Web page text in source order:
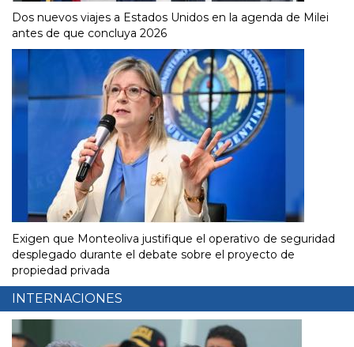
Dos nuevos viajes a Estados Unidos en la agenda de Milei
antes de que concluya 2026
Exigen que Monteoliva justifique el operativo de seguridad
desplegado durante el debate sobre el proyecto de
propiedad privada
INTERNACIONES